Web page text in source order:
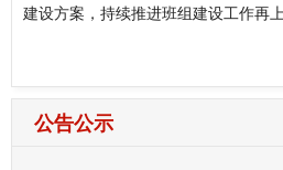
建设方案，持续推进班组建设工作再上
公告公示